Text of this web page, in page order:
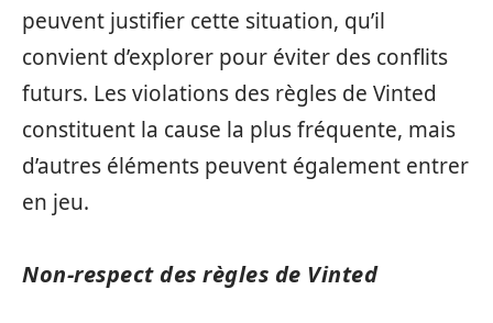
peuvent justifier cette situation, qu’il
convient d’explorer pour éviter des conflits
futurs. Les violations des règles de Vinted
constituent la cause la plus fréquente, mais
d’autres éléments peuvent également entrer
en jeu.
Non-respect des règles de Vinted